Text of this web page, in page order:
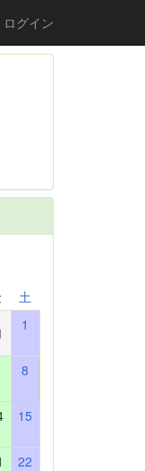
ログイン
土
1
8
15
22